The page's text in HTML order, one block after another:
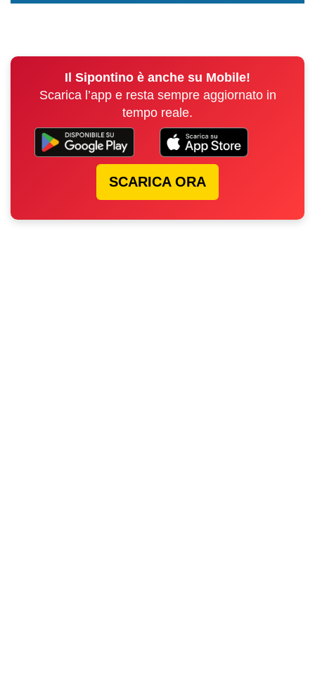
Il Sipontino è anche su Mobile!
Scarica l’app e resta sempre aggiornato in
tempo reale.
SCARICA ORA